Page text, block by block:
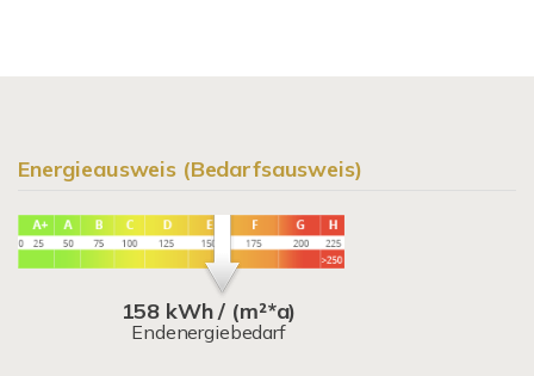
Energieausweis (Bedarfsausweis)
158 kWh / (m²*a)
Endenergiebedarf